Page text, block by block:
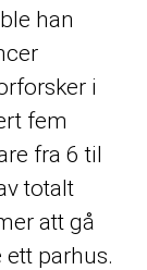
han
i
fem
fra 6 til
totalt
att gå
parhus.